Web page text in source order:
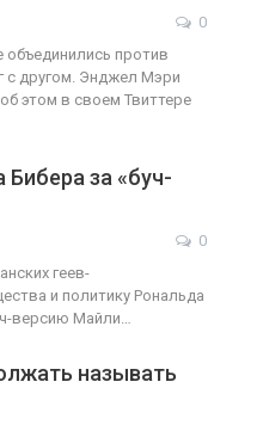
0
объединились против
с другом. Энджел Мэри
этом в своем Твиттере
за «буч-
0
геев-
и политику Рональда
версию Майли…
называть
ФОТО
ГЕЙ-АЛЬЯНС УКРАИНА Июл 27, 2017 0